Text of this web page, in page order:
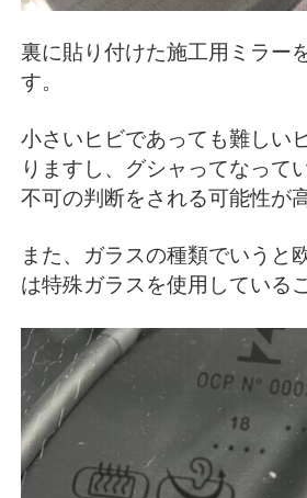
裏に貼り付けた施工用ミラー
す。
小さいヒビであっても難しい
りますし、グシャってなって
不可の判断をされる可能性が
また、ガラスの種類でいうと
は特殊ガラスを使用している